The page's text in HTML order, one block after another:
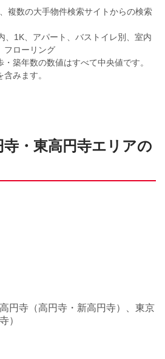
複数の大手物件検索サイトからの検索
、1K、アパート、バストイレ別、室内
フローリング
築年数の数値はすべて中央値です。
みます。
寺・東高円寺エリアの
円寺（高円寺・新高円寺）、東京
）